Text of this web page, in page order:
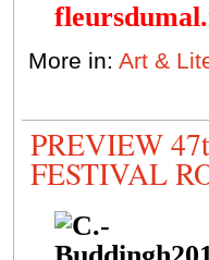
More in: Art &
PREVIEW
FESTIVAL